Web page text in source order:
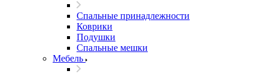
Спальные принадлежности
Коврики
Подушки
Спальные мешки
Мебель